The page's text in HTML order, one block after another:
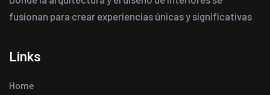
fusionan para crear experiencias únicas y significativas
Links
Home